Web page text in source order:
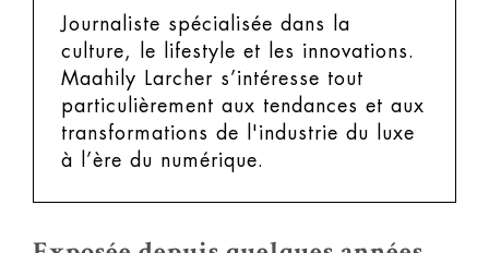
Journaliste spécialisée dans la
culture, le lifestyle et les innovations.
Maahily Larcher s’intéresse tout
particulièrement aux tendances et aux
transformations de l'industrie du luxe
à l’ère du numérique.